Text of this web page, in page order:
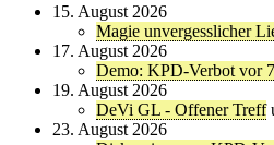
15. August 2026
Magie unvergesslicher
17. August 2026
Demo: KPD-Verbot vor
19. August 2026
DeVi GL - Offener Treff
23. August 2026